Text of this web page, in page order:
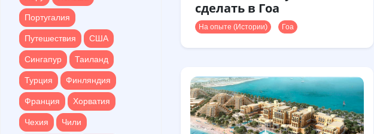
Путешествия
США
Сингапур
Таиланд
Турция
Финляндия
Франция
Хорватия
Чехия
Чили
Швейцария
Швеция
Португалия
Путешествия
США
Сингапур
Таиланд
Турция
Финляндия
Франция
Хорватия
Чехия
Чили
сделать в Гоа
На опыте (Истории) Гоа